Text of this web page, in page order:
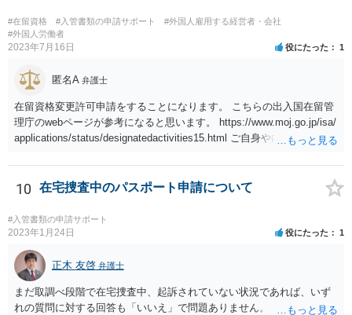
#在留資格 #入管書類の申請サポート
#外国人雇用する経営者・会社
#外国人労働者
2023年7月16日 役にたった 1
匿名A 弁護士
在留資格変更許可申請をすることになります。 こちらの出入国在留管
理庁のwebページが参考になると思います。 https://www.moj.go.jp/isa/
applications/status/designatedactivities15.html ご自身や内定先企業で
いる弁護士や行政書士に相談されるのが良いです。
10 在宅捜査中のパスポート申請について
#入管書類の申請サポート
2023年1月24日 役にたった 1
正木 友啓 弁護士
まだ取調べ段階で在宅捜査中、起訴されていない状況であれば、いず
れの質問に対する回答も「いいえ」で問題ありません。